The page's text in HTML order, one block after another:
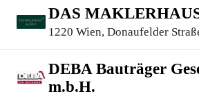
DAS
1220 Wien, Donaufelder
DEBA Bauträger
m.b.H.